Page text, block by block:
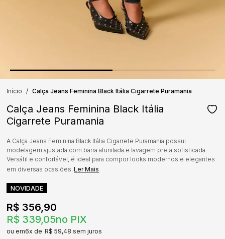
Início Calça Jeans Feminina Black Itália Cigarrete Puramania
Calça Jeans Feminina Black Itália
Cigarrete Puramania
A Calça Jeans Feminina Black Itália Cigarrete Puramania possui
modelagem ajustada com barra afunilada e lavagem preta sofisticada.
Versátil e confortável, é ideal para compor looks modernos e elegantes
em diversas ocasiões.Ler Mais
NOVIDADE
R$ 339,05no PIX
R$ 356,90
6x R$ 59,48sem juros